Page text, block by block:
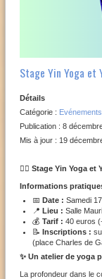
Stage Yin Yoga et
Détails
Catégorie : Evénements
Publication : 8
Mis à jour : 19
🧘‍♀️ Stage Yin Yoga et
Informations
📅 Date : Samedi
📍 Lieu : Salle
💰 Tarif : 40 euros
📝 Inscriptions :
(place Charles de
✨ Un atelier de yoga
La profondeur dans le